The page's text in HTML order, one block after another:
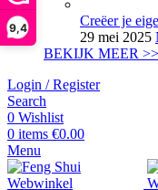
9,4
Creëer je
29 mei 2025
BEKIJK MEER >>
Login / Register
Search
0 Wishlist
0 items €0.00
Menu